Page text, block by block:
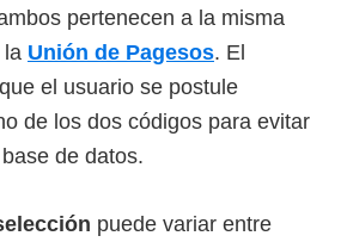
pertenecen a la misma
Unión de Pagesos. El
el usuario se postule
de los dos códigos para evitar
de datos.
puede variar entre